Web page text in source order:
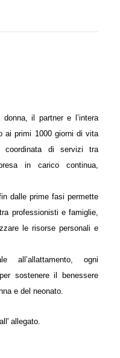
donna, il partner e l’intera
ai primi 1000 giorni di vita
coordinata di servizi tra
in carico continua,
dalle prime fasi permette
professionisti e famiglie
le risorse personali e
all’allattamento, ogni
sostenere il benessere
e del neonato.
allegato.